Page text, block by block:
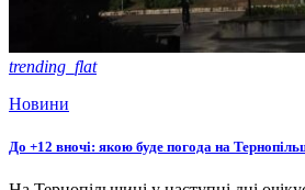
trending_flat
Новини
До +12 вночі: якою буде погода на